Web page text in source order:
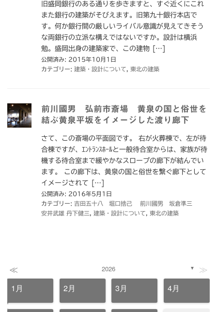
旧盛岡銀行のある通りを歩きますと、すぐ近くにこれ
また銀行の建築がそびえます。旧第九十銀行本店で
す。何か銀行間の厳しいライバル意識が見えてきそう
な両銀行の立派な構えではないですか。設計は横浜
勉。盛岡出身の建築家で、この建物 […]
公開済み: 2015年10月1日
カテゴリー: 建築・設計について 東北の建築
前川國男 弘前市斎場 黄泉の国と俗世を
結ぶ黄泉平坂をイメージした渡り廊下
さて、この斎場の平面図です。 右が火葬棟で、左が待
合棟ですが、ｴﾝﾄﾗﾝｽﾎｰﾙと一般待合室からは、家族が待
機する待合室まで緩やかなスロープの廊下が結んでい
ます。 この廊下は、黄泉の国と俗世を繋ぐ廊下として
イメージされて […]
公開済み: 2016年5月1日
カテゴリー: 吉田五十八 堀口捨己 前川國男 坂倉準三
安井武雄 丹下健三
建築・設計について 東北の建築
≪ 2026 ▼ ≫
1月 2月 3月 4月